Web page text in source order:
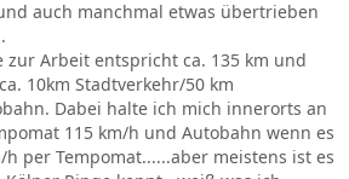
auch manchmal etwas übertrieben
zur Arbeit entspricht ca. 135 km und
10km Stadtverkehr/50 km
Dabei halte ich mich innerorts an
115 km/h und Autobahn wenn es
per Tempomat......aber meistens ist es